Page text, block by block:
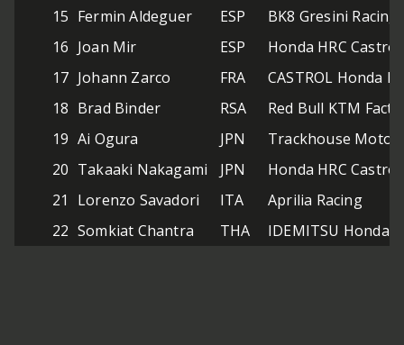
15 Fermin Aldeguer ESP
BK8 Gresini
16 Joan Mir ESP
Honda HRC Castrol
17 Johann Zarco FRA
CASTROL Honda
18 Brad Binder RSA
Red Bull KTM
19 Ai Ogura JPN
Trackhouse
20 Takaaki Nakagami JPN
Honda HRC Castrol
21
Lorenzo Savadori ITA
Aprilia Racing
22 Somkiat Chantra THA IDEMITSU Honda